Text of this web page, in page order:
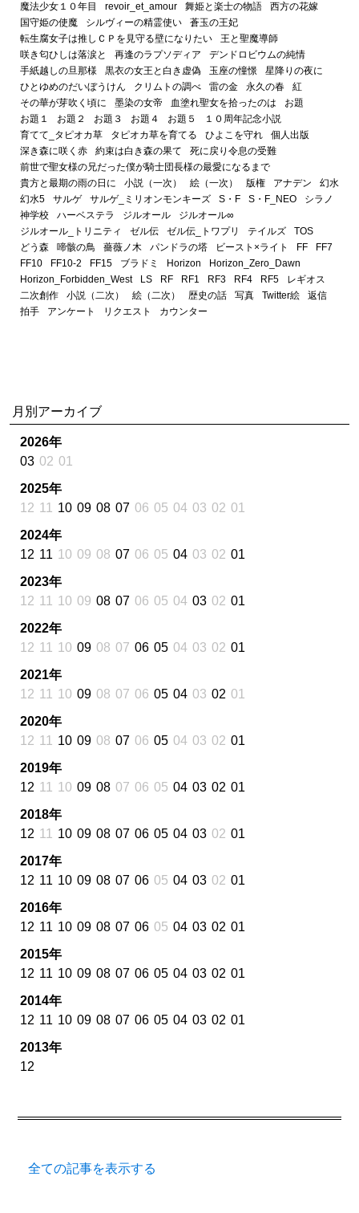
魔法少女１０年目
revoir_et_amour 舞姫と楽士の物語
西方の花嫁
国守姫の使魔
シルヴィーの精霊使い
蒼玉の王妃
転生腐女子は推しＣＰを見守る壁になりたい
王と聖魔導師
咲き匂ひしは落涙と
再逢のラプソディア
デンドロビウムの純情
手紙越しの旦那様
黒衣の女王と白き虚偽 玉座の憧憬
星降りの夜に
ひとゆめのだいぼうけん
クリムトの調べ 雷の金 永久の春
紅
その華が芽吹く頃に
墨染の女帝 血塗れ聖女を拾ったのは
お題
お題１
お題２ お題３ お題４ お題５
１０周年記念小説
育てて_タピオカ草
タピオカ草を育てる ひよこを守れ
個人出版
深き森に咲く赤
約束は白き森の果て
死に戻り令息の受難
前世で聖女様の兄だった僕が騎士団長様の最愛になるまで
貴方と最期の雨の日に
小説（一次） 絵（一次） 版権 アナデン
幻水
幻水5
サルゲ サルゲ_ミリオンモンキーズ S・F S・F_NEO
シラノ
神学校
ハーベステラ ジルオール
ジルオール∞
ジルオール_トリニティ
ゼル伝 ゼル伝_トワプリ テイルズ
TOS
どう森
啼骸の鳥 薔薇ノ木 パンドラの塔 ビースト×ライト FF
FF7
FF10
FF10-2 FF15 ブラドミ Horizon
Horizon_Zero_Dawn
Horizon_Forbidden_West
LS RF RF1 RF3 RF4 RF5
レギオス
二次創作
小説（二次） 絵（二次） 歴史の話 写真 Twitter絵
返信
拍手
アンケート リクエスト カウンター
月別アーカイブ
2026年
03 02 01
2025年
12 11 10 09 08 07 06 05 04 03 02 01
2024年
12 11 10 09 08 07 06 05 04 03 02 01
2023年
12 11 10 09 08 07 06 05 04 03 02 01
2022年
12 11 10 09 08 07 06 05 04 03 02 01
2021年
12 11 10 09 08 07 06 05 04 03 02 01
2020年
12 11 10 09 08 07 06 05 04 03 02 01
2019年
12 11 10 09 08 07 06 05 04 03 02 01
2018年
12 11 10 09 08 07 06 05 04 03 02 01
2017年
12 11 10 09 08 07 06 05 04 03 02 01
2016年
12 11 10 09 08 07 06 05 04 03 02 01
2015年
12 11 10 09 08 07 06 05 04 03 02 01
2014年
12 11 10 09 08 07 06 05 04 03 02 01
2013年
12
全ての記事を表示する